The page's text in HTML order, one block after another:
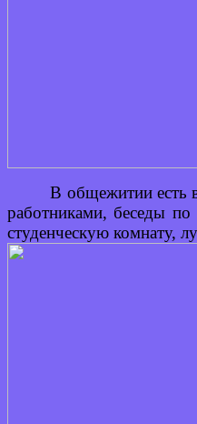
В общежитии есть
работниками, беседы
студенческую комнату,